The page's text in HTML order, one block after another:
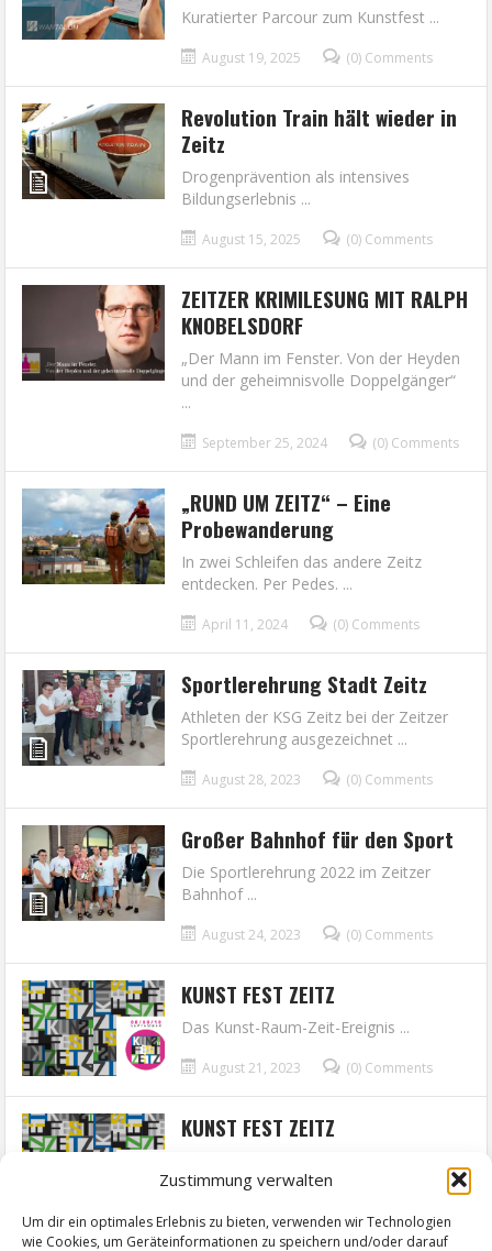
Zustimmung verwalten
Um dir ein optimales Erlebnis zu bieten, verwenden wir Technologien
wie Cookies, um Geräteinformationen zu speichern und/oder darauf
Kuratierter Parcour zum Kunstfest ...
August 19, 2025 (0) Comments
Revolution Train hält wieder in
Zeitz
Drogenprävention als intensives
Bildungserlebnis ...
August 15, 2025 (0) Comments
ZEITZER KRIMILESUNG MIT RALPH
KNOBELSDORF
„Der Mann im Fenster. Von der Heyden
und der geheimnisvolle Doppelgänger“
...
September 25, 2024 (0) Comments
„RUND UM ZEITZ“ – Eine
Probewanderung
In zwei Schleifen das andere Zeitz
entdecken. Per Pedes. ...
April 11, 2024 (0) Comments
Sportlerehrung Stadt Zeitz
Athleten der KSG Zeitz bei der Zeitzer
Sportlerehrung ausgezeichnet ...
August 28, 2023 (0) Comments
Großer Bahnhof für den Sport
Die Sportlerehrung 2022 im Zeitzer
Bahnhof ...
August 24, 2023 (0) Comments
KUNST FEST ZEITZ
Das Kunst-Raum-Zeit-Ereignis ...
August 21, 2023 (0) Comments
KUNST FEST ZEITZ